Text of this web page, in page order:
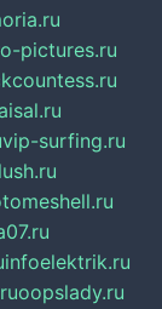
pictures.ru
vip-surfing.ru
infoelektrik.ru
oopslady.ru